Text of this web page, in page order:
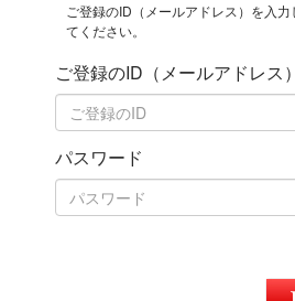
ご登録のID（メールアドレス）を入
てください。
ご登録のID（メールアドレス）
パスワード